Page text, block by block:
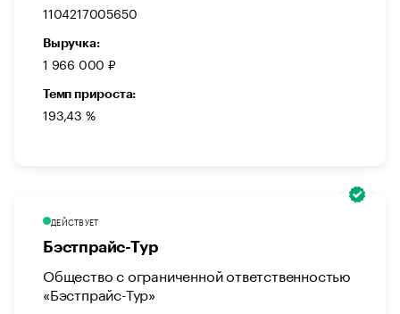
1104217005650
Выручка:
1 966 000 ₽
Темп прироста:
193,43 %
ДЕЙСТВУЕТ
Бэстпрайс-Тур
Общество с ограниченной ответственностью
«Бэстпрайс-Тур»